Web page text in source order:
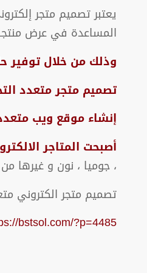
يعتبر تصميم متجر
المساعدة في عرض
وذلك من خلال توفير
تصميم متجر متعدد
إنشاء موقع ويب
أصبحت المتاجر
، جوميا ، نون و غيرها من
تصميم متجر الكتروني
bstsol.com/?p=4485